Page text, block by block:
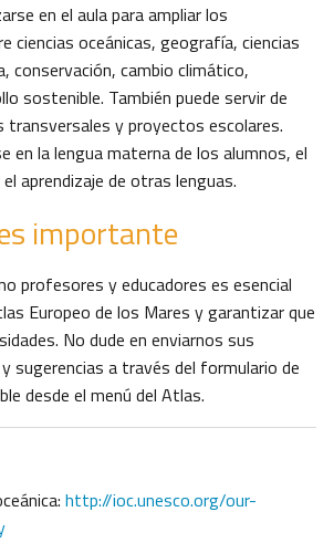
en el aula para ampliar los
ciencias oceánicas, geografía, ciencias
conservación, cambio climático,
sostenible. También puede servir de
transversales y proyectos escolares.
en la lengua materna de los alumnos, el
aprendizaje de otras lenguas.
importante
profesores y educadores es esencial
Europeo de los Mares y garantizar que
No dude en enviarnos sus
sugerencias a través del formulario de
desde el menú del Atlas.
http://ioc.unesco.org/our-